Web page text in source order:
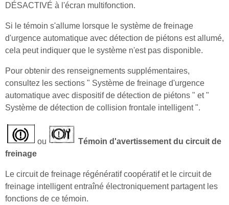
DÉSACTIVÉ à l'écran multifonction.
Si le témoin s'allume lorsque le système de freinage
d'urgence automatique avec détection de piétons est allumé,
cela peut indiquer que le système n'est pas disponible.
Pour obtenir des renseignements supplémentaires,
consultez les sections " Système de freinage d'urgence
automatique avec dispositif de détection de piétons " et "
Système de détection de collision frontale intelligent ".
ou
Témoin d'avertissement du circuit de
freinage
Le circuit de freinage régénératif coopératif et le circuit de
freinage intelligent entraîné électroniquement partagent les
fonctions de ce témoin.